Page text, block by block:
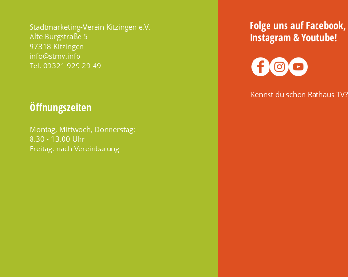
Stadtmarketing-Verein Kitzingen e.V.
Alte Burgstraße 5
97318 Kitzingen
info@stmv.info
Tel. 09321 929 29 49
Öffnungszeiten
Montag, Mittwoch, Donnerstag:
8.30 - 13.00 Uhr
Freitag: nach Vereinbarung
Folge uns auf Facebook,
Instagram & Youtube!
Kennst du schon Rathaus TV?